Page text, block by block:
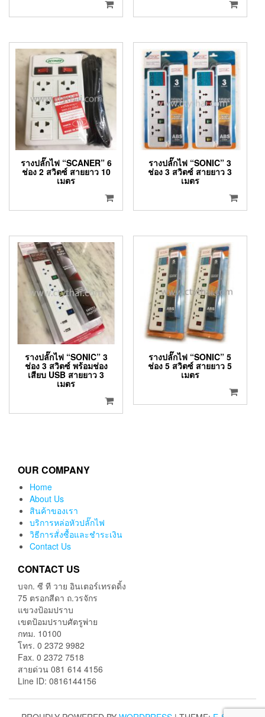
รางปลั๊กไฟ “SCANER” 6
ช่อง 2 สวิตซ์ สายยาว 10
เมตร
รางปลั๊กไฟ “SONIC” 3
ช่อง 3 สวิตซ์ สายยาว 3
เมตร
รางปลั๊กไฟ “SONIC” 3
ช่อง 3 สวิตซ์ พร้อมช่อง
เสียบ USB สายยาว 3
เมตร
รางปลั๊กไฟ “SONIC” 5
ช่อง 5 สวิตซ์ สายยาว 5
เมตร
OUR COMPANY
Home
About Us
สินค้าของเรา
บริการหล่อหัวปลั๊กไฟ
วิธีการสั่งซื้อและชำระเงิน
Contact Us
CONTACT US
บจก. ซี ที วาย อินเตอร์เทรดดิ้ง
75 ตรอกสีดา ถ.วรจักร
แขวงป้อมปราบ
เขตป้อมปราบศัตรูพ่าย
กทม. 10100
โทร. 0 2372 9982
Fax. 0 2372 7518
สายด่วน 081 614 4156
Line ID: 0816144156